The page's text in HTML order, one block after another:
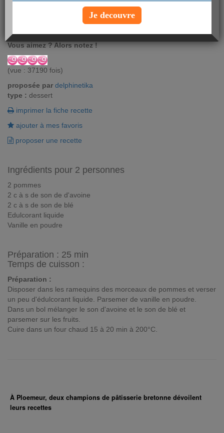
Faites vous plaisir avec cette recette de crumble aux deux sons.
Même si vous surveillez votre ligne, vous aussi vous avez le droit
Vous aimez ? Alors notez !
(vue : 37190 fois)
proposée par delphinetika
type : dessert
imprimer la fiche recette
ajouter à mes favoris
proposer une recette
Ingrédients pour 2 personnes
2 pommes
2 c à s de son de d'avoine
2 c à s de son de blé
Edulcorant liquide
Vanille en poudre
Préparation : 25 min
Temps de cuisson :
Préparation :
Disposer dans les ramequins des morceaux de pommes et verser
un peu d'édulcorant liquide. Parsemer de vanille en poudre.
Dans un bol mélanger le son d'avoine et le son de blé et
parsemer sur les fruits.
Cuire dans un four chaud 15 à 20 min à 200°C.
À Ploemeur, deux champions de pâtisserie bretonne dévoilent
leurs recettes
Je decouvre